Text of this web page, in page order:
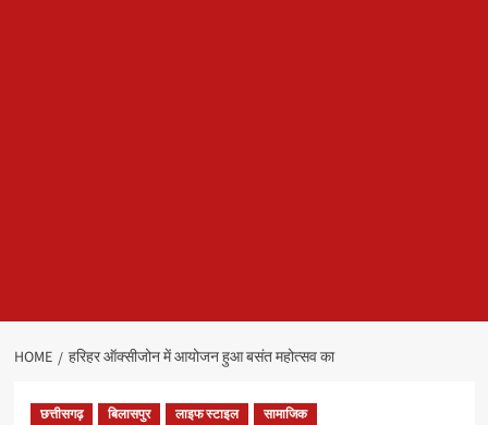
HOME हरिहर ऑक्सीजोन में आयोजन हुआ बसंत महोत्सव का
छत्तीसगढ़ बिलासपुर लाइफ स्टाइल सामाजिक